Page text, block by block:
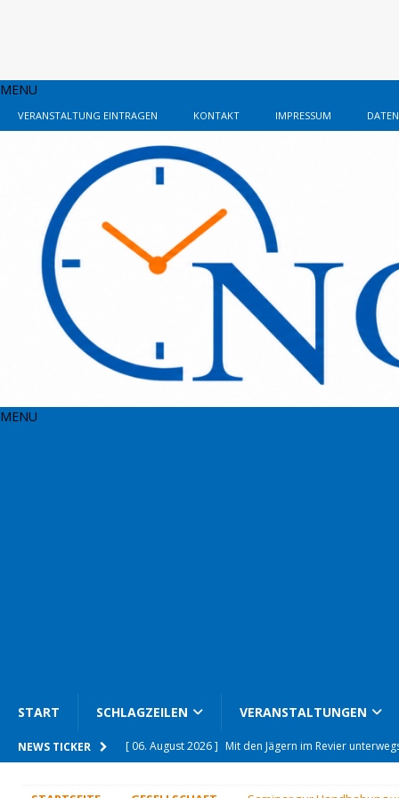
MENU
VERANSTALTUNG EINTRAGEN KONTAKT IMPRESSUM
MENU
START SCHLAGZEILEN VERANSTALTUNGEN
NEWS TICKER [ 06. August 2026 ] Unfallflucht auf Klinikparkplatz